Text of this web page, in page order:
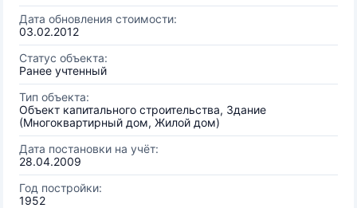
Дата обновления стоимости:
03.02.2012
Статус объекта:
Ранее учтенный
Тип объекта:
Объект капитального строительства, Здание
(Многоквартирный дом, Жилой дом)
Дата постановки на учёт:
28.04.2009
Год постройки:
1952